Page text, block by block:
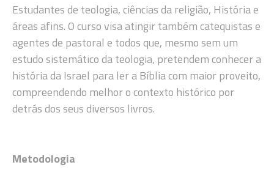
Estudantes de teologia, ciências da religião, História e
áreas afins. O curso visa atingir também catequistas e
agentes de pastoral e todos que, mesmo sem um
estudo sistemático da teologia, pretendem conhecer a
história da Israel para ler a Bíblia com maior proveito,
compreendendo melhor o contexto histórico por
detrás dos seus diversos livros.
Metodologia